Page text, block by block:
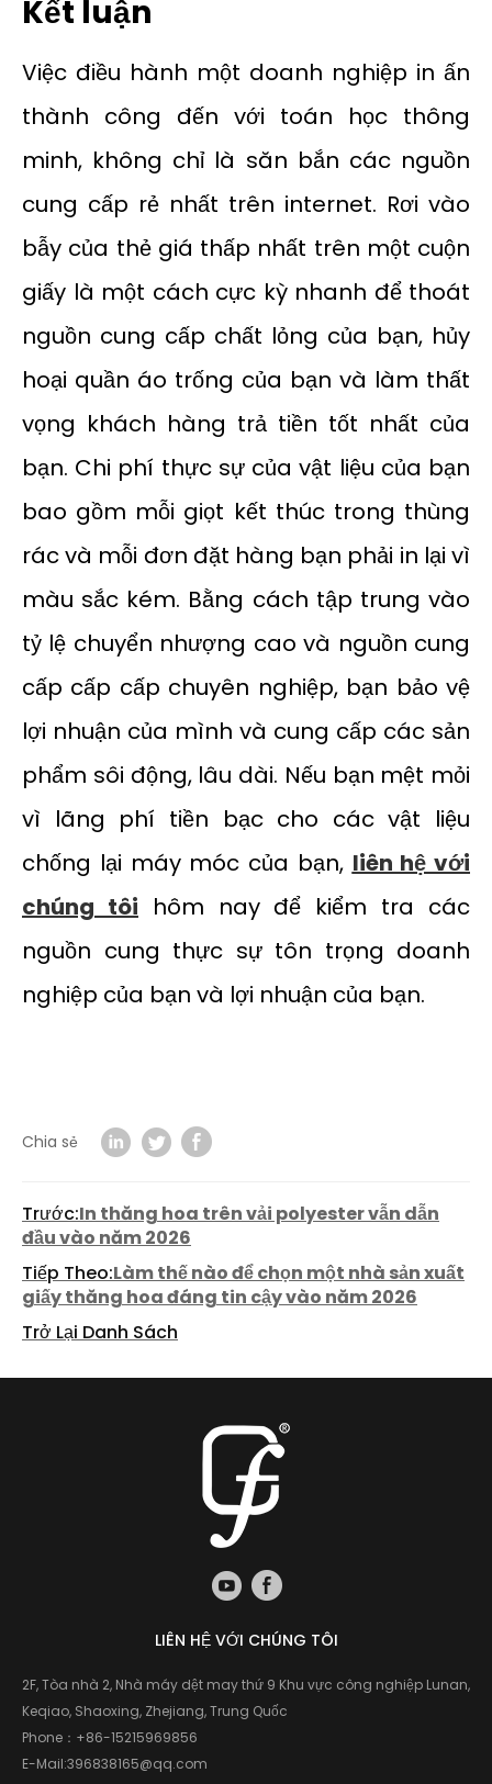
Kết luận
Việc điều hành một doanh nghiệp in ấn
thành công đến với toán học thông
minh, không chỉ là săn bắn các nguồn
cung cấp rẻ nhất trên internet. Rơi vào
bẫy của thẻ giá thấp nhất trên một cuộn
giấy là một cách cực kỳ nhanh để thoát
nguồn cung cấp chất lỏng của bạn, hủy
hoại quần áo trống của bạn và làm thất
vọng khách hàng trả tiền tốt nhất của
bạn. Chi phí thực sự của vật liệu của bạn
bao gồm mỗi giọt kết thúc trong thùng
rác và mỗi đơn đặt hàng bạn phải in lại vì
màu sắc kém. Bằng cách tập trung vào
tỷ lệ chuyển nhượng cao và nguồn cung
cấp cấp cấp chuyên nghiệp, bạn bảo vệ
lợi nhuận của mình và cung cấp các sản
phẩm sôi động, lâu dài. Nếu bạn mệt mỏi
vì lãng phí tiền bạc cho các vật liệu
chống lại máy móc của bạn, liên hệ với
chúng tôi hôm nay để kiểm tra các
nguồn cung thực sự tôn trọng doanh
nghiệp của bạn và lợi nhuận của bạn.
Chia sẻ
Trước:In thăng hoa trên vải polyester vẫn dẫn
đầu vào năm 2026
Tiếp Theo:Làm thế nào để chọn một nhà sản xuất
giấy thăng hoa đáng tin cậy vào năm 2026
Trở Lại Danh Sách
LIÊN HỆ VỚI CHÚNG TÔI
2F, Tòa nhà 2, Nhà máy dệt may thứ 9 Khu vực công nghiệp Lunan,
Keqiao, Shaoxing, Zhejiang, Trung Quốc
Phone： +86-15215969856
E-Mail:396838165@qq.com